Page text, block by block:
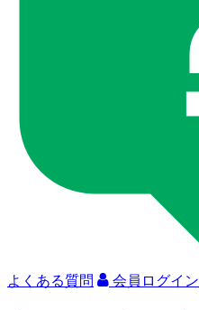
よくある質問 会員ログイン